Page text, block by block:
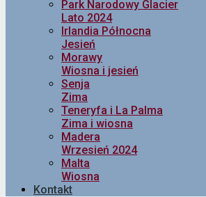
Park Narodowy Glacier
Lato 2024
Irlandia Północna
Jesień
Morawy
Wiosna i jesień
Senja
Zima
Teneryfa i La Palma
Zima i wiosna
Madera
Wrzesień 2024
Malta
Wiosna
Kontakt